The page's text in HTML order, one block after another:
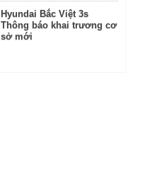
Hyundai Bắc Việt 3s
Thông báo khai trương cơ
sở mới